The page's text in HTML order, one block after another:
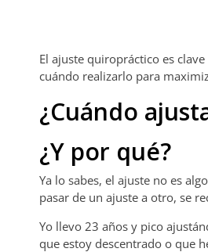
El ajuste quiropráctico es
cuándo realizarlo para
¿Cuándo
¿Y por qué?
Ya lo sabes, el ajuste no es
pasar de un ajuste a otro, se
Yo llevo 23 años y pico
que estoy descentrado o que